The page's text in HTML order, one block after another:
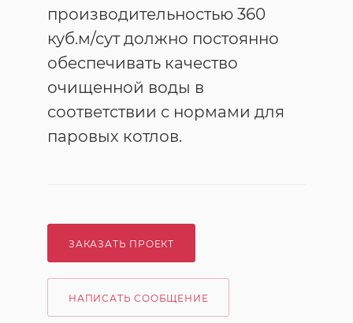
производительностью 360
куб.м/сут должно постоянно
обеспечивать качество
очищенной воды в
соответствии с нормами для
паровых котлов.
ЗАКАЗАТЬ ПРОЕКТ
НАПИСАТЬ СООБЩЕНИЕ